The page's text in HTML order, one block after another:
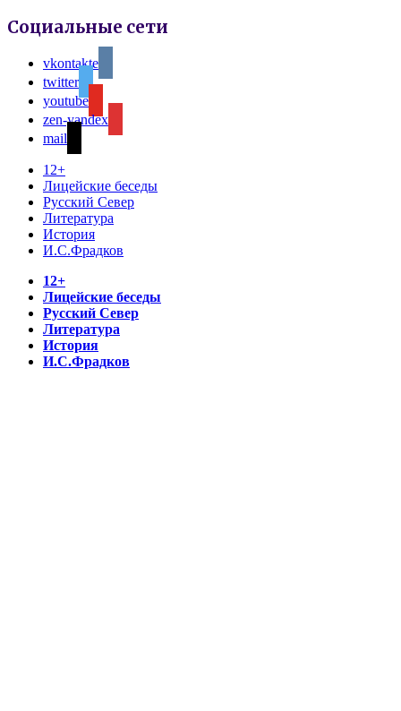
Социальные сети
vkontakte
twitter
youtube
zen-yandex
mail
12+
Лицейские беседы
Русский Север
Литература
История
И.С.Фрадков
12+
Лицейские беседы
Русский Север
Литература
История
И.С.Фрадков